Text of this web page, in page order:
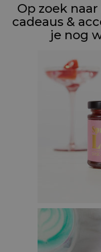
Op zoek
cadeaus &
je nog
PINK